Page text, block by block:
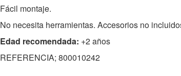
Fácil montaje.
No necesita herramientas. Accesorios no
Edad recomendada: +2 años
REFERENCIA; 800010242